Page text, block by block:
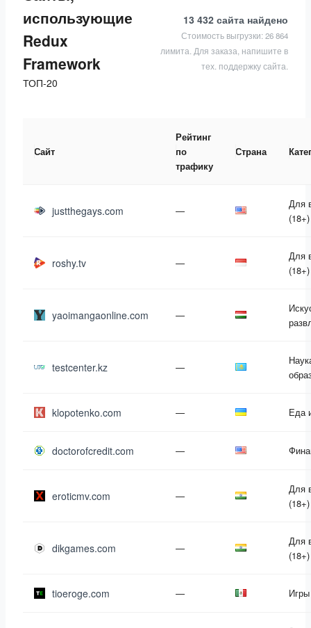
использующие
Redux
Framework
ТОП-20
13 432 сайта найдено
Стоимость выгрузки: 26 864
лимита. Для заказа, напишите в
тех. поддержку сайта.
Сайт
Рейтинг
по
трафику
Страна
justthegays.com —
Для
(18+)
roshy.tv —
Для
(18+)
yaoimangaonline.com —
testcenter.kz —
klopotenko.com — Еда
doctorofcredit.com —
eroticmv.com —
Для
(18+)
dikgames.com —
Для
(18+)
tioeroge.com — Игры